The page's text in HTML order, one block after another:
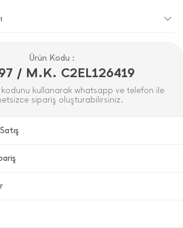
Ürün Kodu :
/ M.K. C2EL126419
kodunu kullanarak whatsapp ve telefon ile
sipariş oluşturabilirsiniz.